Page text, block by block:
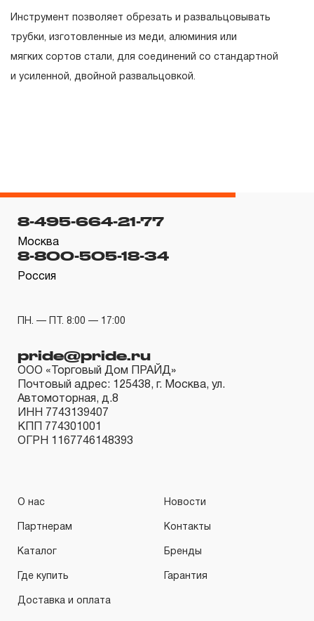
Инструмент позволяет обрезать и развальцовывать
трубки, изготовленные из меди, алюминия или
мягких сортов стали, для соединений со стандартной
и усиленной, двойной развальцовкой.
монтажного инструмента.
2. Понятие «ОГРАНИЧЕННАЯ ГАРАНТИЯ»
распространяется понятие «ограниченной гарантии», в
связанным с повышенным износом при использовании
и определен в 12-15 месяцев с начала использования
в условиях эксплуатации средней интенсивности.
2.2 При повышенной интенсивности или тяжелых
условиях эксплуатации инструмента гарантийный срок
определяется по дате продажи, указанной в
гарантийном талоне продавцом инструмента или
продукции на промышленные предприятия, начало
гарантийного срока может исчисляться с момента
8-495-664-21-77
Москва
8-800-505-18-34
Россия
ПН. — ПТ. 8:00 — 17:00
pride@pride.ru
ООО «Торговый Дом ПРАЙД»
Почтовый адрес: 125438, г. Москва, ул.
Автомоторная, д.8
ИНН 7743139407
КПП 774301001
ОГРН 1167746148393
О нас Новости
Партнерам Контакты
Каталог Бренды
Где купить Гарантия
Доставка и оплата